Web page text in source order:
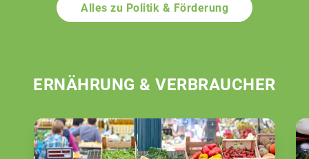
Alles zu Politik & Förderung
ERNÄHRUNG & VERBRAUCHER